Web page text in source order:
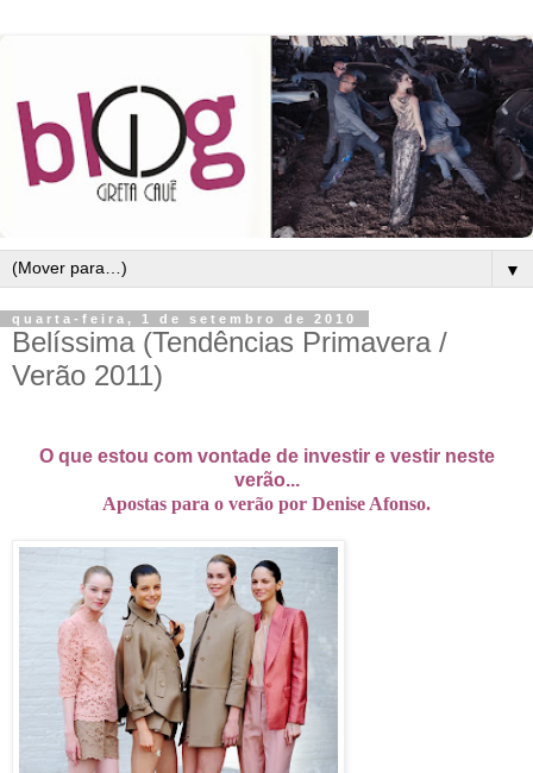
▼
quarta-feira, 1 de setembro de 2010
Belíssima (Tendências Primavera /
Verão 2011)
O que estou com vontade de investir e vestir neste
verão...
Apostas para o verão por Denise Afonso.